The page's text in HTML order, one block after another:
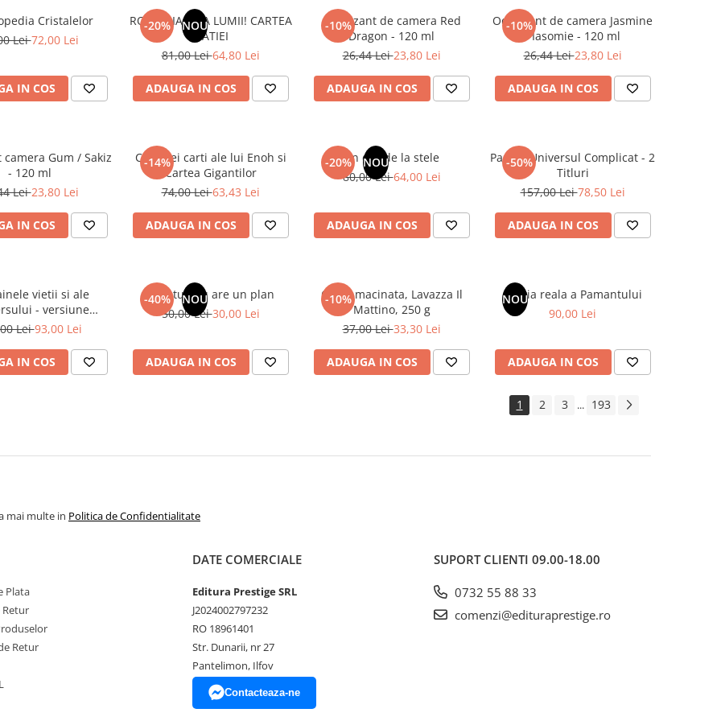
Cristalelor
Lei72,00 Lei
IN COS
-20% NOU
ROMANIA, AXA LUMII! CARTEA
NATIEI
81,00 Lei64,80 Lei
ADAUGA IN COS
-10%
Odorizant de camera Red
Dragon - 120 ml
26,44 Lei23,80 Lei
ADAUGA IN COS
-10%
Odorizant de camera Jasmine
/ Iasomie - 120 ml
26,44 Lei23,80 Lei
ADAUGA IN COS
Gum / Sakiz
- 120 ml
Lei23,80 Lei
IN COS
-14%
Cele trei carti ale lui Enoh si
Cartea Gigantilor
74,00 Lei63,43 Lei
ADAUGA IN COS
-20% NOU
Un dar de la stele
80,00 Lei64,00 Lei
ADAUGA IN COS
-50%
Pachet Universul Complicat - 2
Titluri
157,00 Lei78,50 Lei
ADAUGA IN COS
vietii si ale
- versiune
1939. Volumele I-
Lei93,00 Lei
IN COS
-40% NOU
Sufletul tau are un plan
50,00 Lei30,00 Lei
ADAUGA IN COS
-10%
Cafea macinata, Lavazza Il
Mattino, 250 g
37,00 Lei33,30 Lei
ADAUGA IN COS
NOU
Istoria reala a Pamantului
90,00 Lei
ADAUGA IN COS
1 2 3 ... 193
mai multe in Politica de Confidentialitate
Plata
Retur
Retur
DATE COMERCIALE
Editura Prestige SRL
J2024002797232
RO 18961401
Str. Dunarii, nr 27
Pantelimon, Ilfov
Contacteaza-ne
SUPORT CLIENTI 09.00-18.00
0732 55 88 33
comenzi@edituraprestige.ro